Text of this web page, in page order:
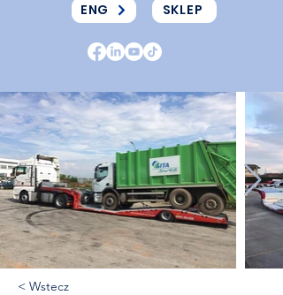
ENG SKLEP
< Wstecz